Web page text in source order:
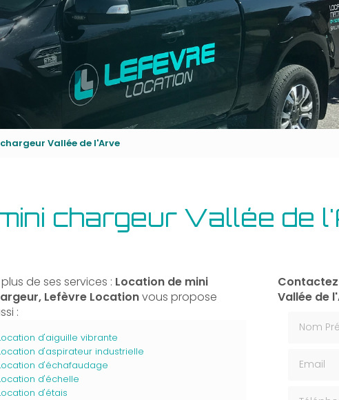
Outillage
Energie
Vallée de l'Arve
chargeur Vallée de
plus de ses services : Location de mini
Lefèvre Locationvous propose
:
d'aiguille vibrante
d'aspirateur industrielle
d'échafaudage
d'échelle
d'étais
Vallée de